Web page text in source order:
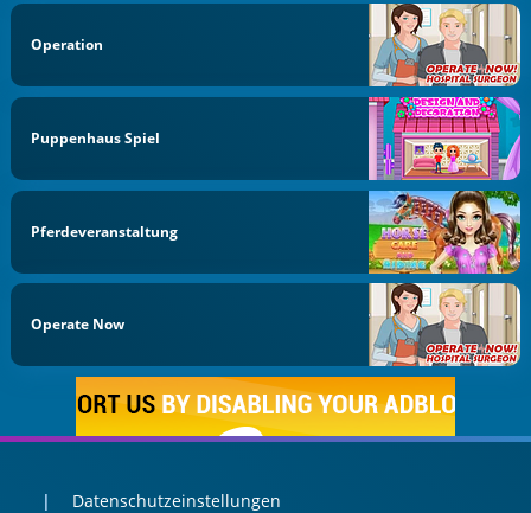
Operation
Puppenhaus Spiel
Pferdeveranstaltung
Operate Now
Datenschutzeinstellungen